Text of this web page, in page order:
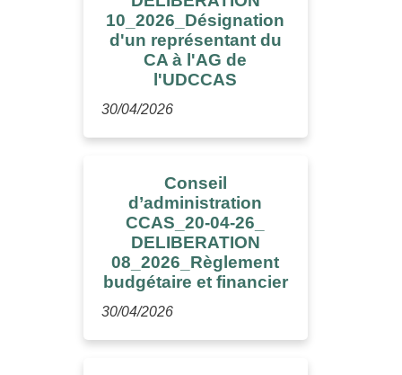
10_2026_Désignation
d'un représentant du
CA à l'AG de
l'UDCCAS
30/04/2026
Conseil
d’administration
CCAS_20-04-26_
DELIBERATION
08_2026_Règlement
budgétaire et financier
30/04/2026